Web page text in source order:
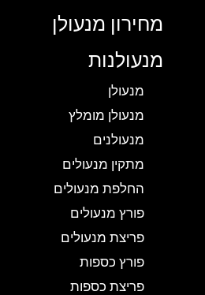
מחירון מנעולן
מנעולנות
מנעולן
מנעולן מומלץ
מנעולנים
מתקין מנעולים
החלפת מנעולים
פורץ מנעולים
פריצת מנעולים
פורץ כספות
פריצת כספות